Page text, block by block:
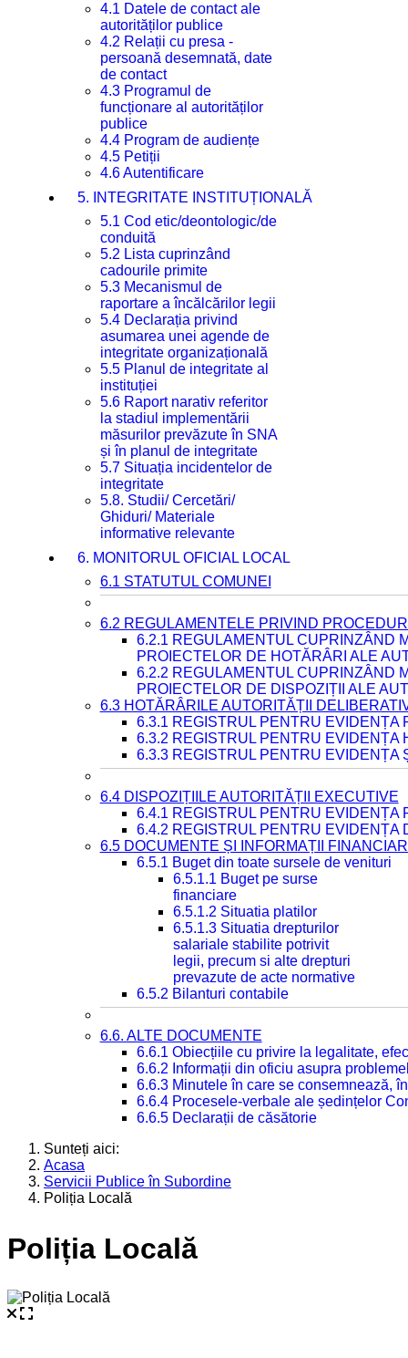
4.1 Datele de contact ale
autorităților publice
4.2 Relații cu presa -
persoană desemnată, date
de contact
4.3 Programul de
funcționare al autorităților
publice
4.4 Program de audiențe
4.5 Petiții
4.6 Autentificare
5. INTEGRITATE INSTITUȚIONALĂ
5.1 Cod etic/deontologic/de
conduită
5.2 Lista cuprinzând
cadourile primite
5.3 Mecanismul de
raportare a încălcărilor legii
5.4 Declarația privind
asumarea unei agende de
integritate organizațională
5.5 Planul de integritate al
instituției
5.6 Raport narativ referitor
la stadiul implementării
măsurilor prevăzute în SNA
și în planul de integritate
5.7 Situația incidentelor de
integritate
5.8. Studii/ Cercetări/
Ghiduri/ Materiale
informative relevante
6. MONITORUL OFICIAL LOCAL
6.1 STATUTUL COMUNEI
6.2 REGULAMENTELE PRIVIND
6.2.1 REGULAMENTUL CUPRINZÂND
PROIECTELOR DE HOTĂRÂRI ALE
6.2.2 REGULAMENTUL CUPRINZÂND
PROIECTELOR DE DISPOZIȚII ALE
6.3 HOTĂRÂRILE AUTORITĂȚII
6.3.1 REGISTRUL PENTRU EVIDENȚA
6.3.2 REGISTRUL PENTRU EVIDENȚA
6.3.3 REGISTRUL PENTRU EVIDENȚA
6.4 DISPOZIȚIILE AUTORITĂȚII EXECUTIVE
6.4.1 REGISTRUL PENTRU EVIDENȚA
6.4.2 REGISTRUL PENTRU EVIDENȚA
6.5 DOCUMENTE ȘI INFORMAȚII
6.5.1 Buget din toate sursele de venituri
6.5.1.1 Buget pe surse
financiare
6.5.1.2 Situatia platilor
6.5.1.3 Situatia drepturilor
salariale stabilite potrivit
legii, precum si alte drepturi
prevazute de acte normative
6.5.2 Bilanturi contabile
6.6. ALTE DOCUMENTE
6.6.1 Obiecțiile cu privire la legalitate,
6.6.2 Informații din oficiu asupra
6.6.3 Minutele în care se consemnează,
6.6.4 Procesele-verbale ale ședințelor
6.6.5 Declarații de căsătorie
Sunteți aici:
Acasa
Servicii Publice în Subordine
Poliția Locală
Poliția Locală